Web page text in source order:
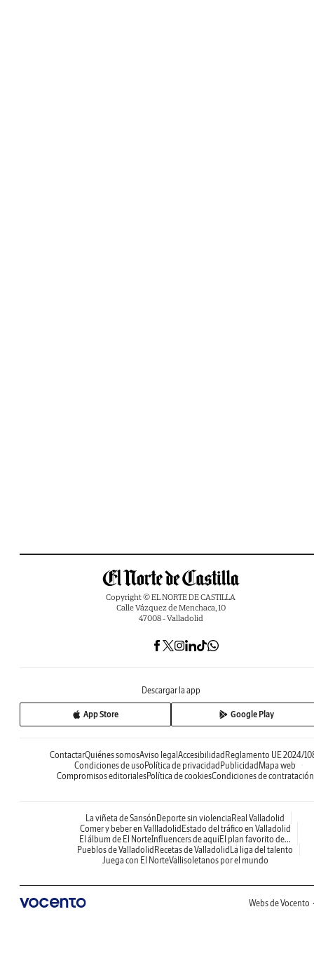
Copyright © EL NORTE DE CASTILLA
Calle Vázquez de Menchaca, 10
47008 - Valladolid
Descargar la app
App Store Google Play
ContactarQuiénes somosAviso legal Accesibilidad Reglamento UE 2024/
Condiciones de uso Política de privacidad Publicidad Mapa web
Compromisos editorialesPolítica de cookiesCondiciones de contratación
La viñeta de Sansón Deporte sin violencia Real Valladolid
Comer y beber en Vallladolid Estado del tráfico en Valladolid
El álbum de El NorteInfluencers de aquíEl plan favorito de...
Pueblos de Valladolid Recetas de Valladolid La liga del talento
Juega con El NorteVallisoletanos por el mundo
Webs de Vocento